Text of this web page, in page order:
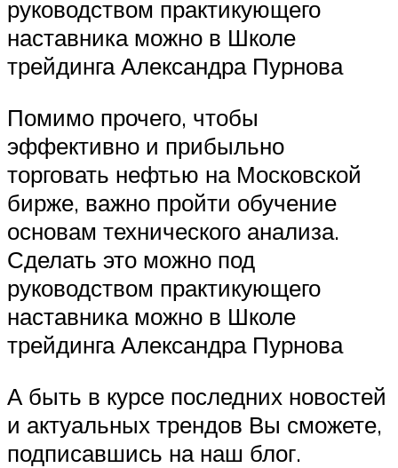
руководством практикующего
наставника можно в Школе
трейдинга Александра Пурнова
Помимо прочего, чтобы
эффективно и прибыльно
торговать нефтью на Московской
бирже, важно пройти обучение
основам технического анализа.
Сделать это можно под
руководством практикующего
наставника можно в Школе
трейдинга Александра Пурнова
А быть в курсе последних новостей
и актуальных трендов Вы сможете,
подписавшись на наш блог.